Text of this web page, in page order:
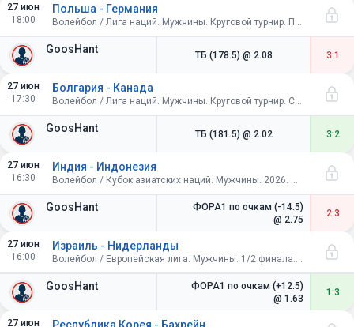
27 июн
18:00
GoosHant
Польша - Германия
Волейбол / Лига наций. Мужчины. Круговой турнир. Польша
ТБ (178.5) @ 2.08 3:1
27 июн
17:30
GoosHant
Болгария - Канада
Волейбол / Лига наций. Мужчины. Круговой турнир. Словения
ТБ (181.5) @ 2.02 3:2
27 июн
16:30
GoosHant
Индия - Индонезия
Волейбол / Кубок азиатских наций. Мужчины. 2026. Индия. 1/2 финала
ФОРА1 по очкам (-14.5)
@ 2.75
2:3
27 июн
16:00
GoosHant
Израиль - Нидерланды
Волейбол / Европейская лига. Мужчины. 1/2 финала. Первые матчи
ФОРА1 по очкам (+12.5)
@ 1.63
1:3
27 июн